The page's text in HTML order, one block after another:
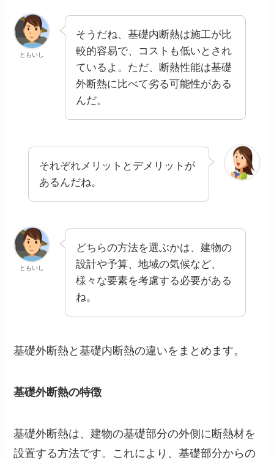
ともいし
そうだね、基礎内断熱は施工が比
較的容易で、コストも低いとされ
ているよ。ただ、断熱性能は基礎
外断熱に比べて劣る可能性がある
んだ。
それぞれメリットとデメリットが
あるんだね。
ともいし
どちらの方法を選ぶかは、建物の
設計や予算、地域の気候など、
様々な要素を考慮する必要がある
ね。
基礎外断熱と基礎内断熱の違いをまとめます。
基礎外断熱の特徴
基礎外断熱は、建物の基礎部分の外側に断熱材を
設置する方法です。これにより、基礎部分からの